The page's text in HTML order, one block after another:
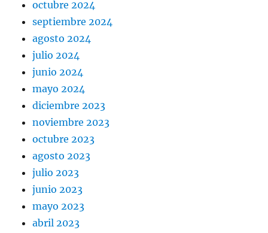
octubre 2024
septiembre 2024
agosto 2024
julio 2024
junio 2024
mayo 2024
diciembre 2023
noviembre 2023
octubre 2023
agosto 2023
julio 2023
junio 2023
mayo 2023
abril 2023